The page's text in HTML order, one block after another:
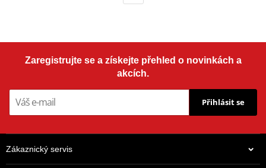
Zaregistrujte se a získejte přehled o novinkách a
akcích.
Přihlásit se
Zákaznický servis